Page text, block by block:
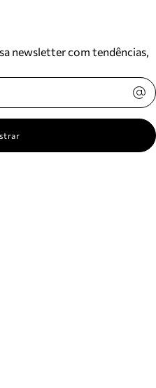
newsletter com tendências,